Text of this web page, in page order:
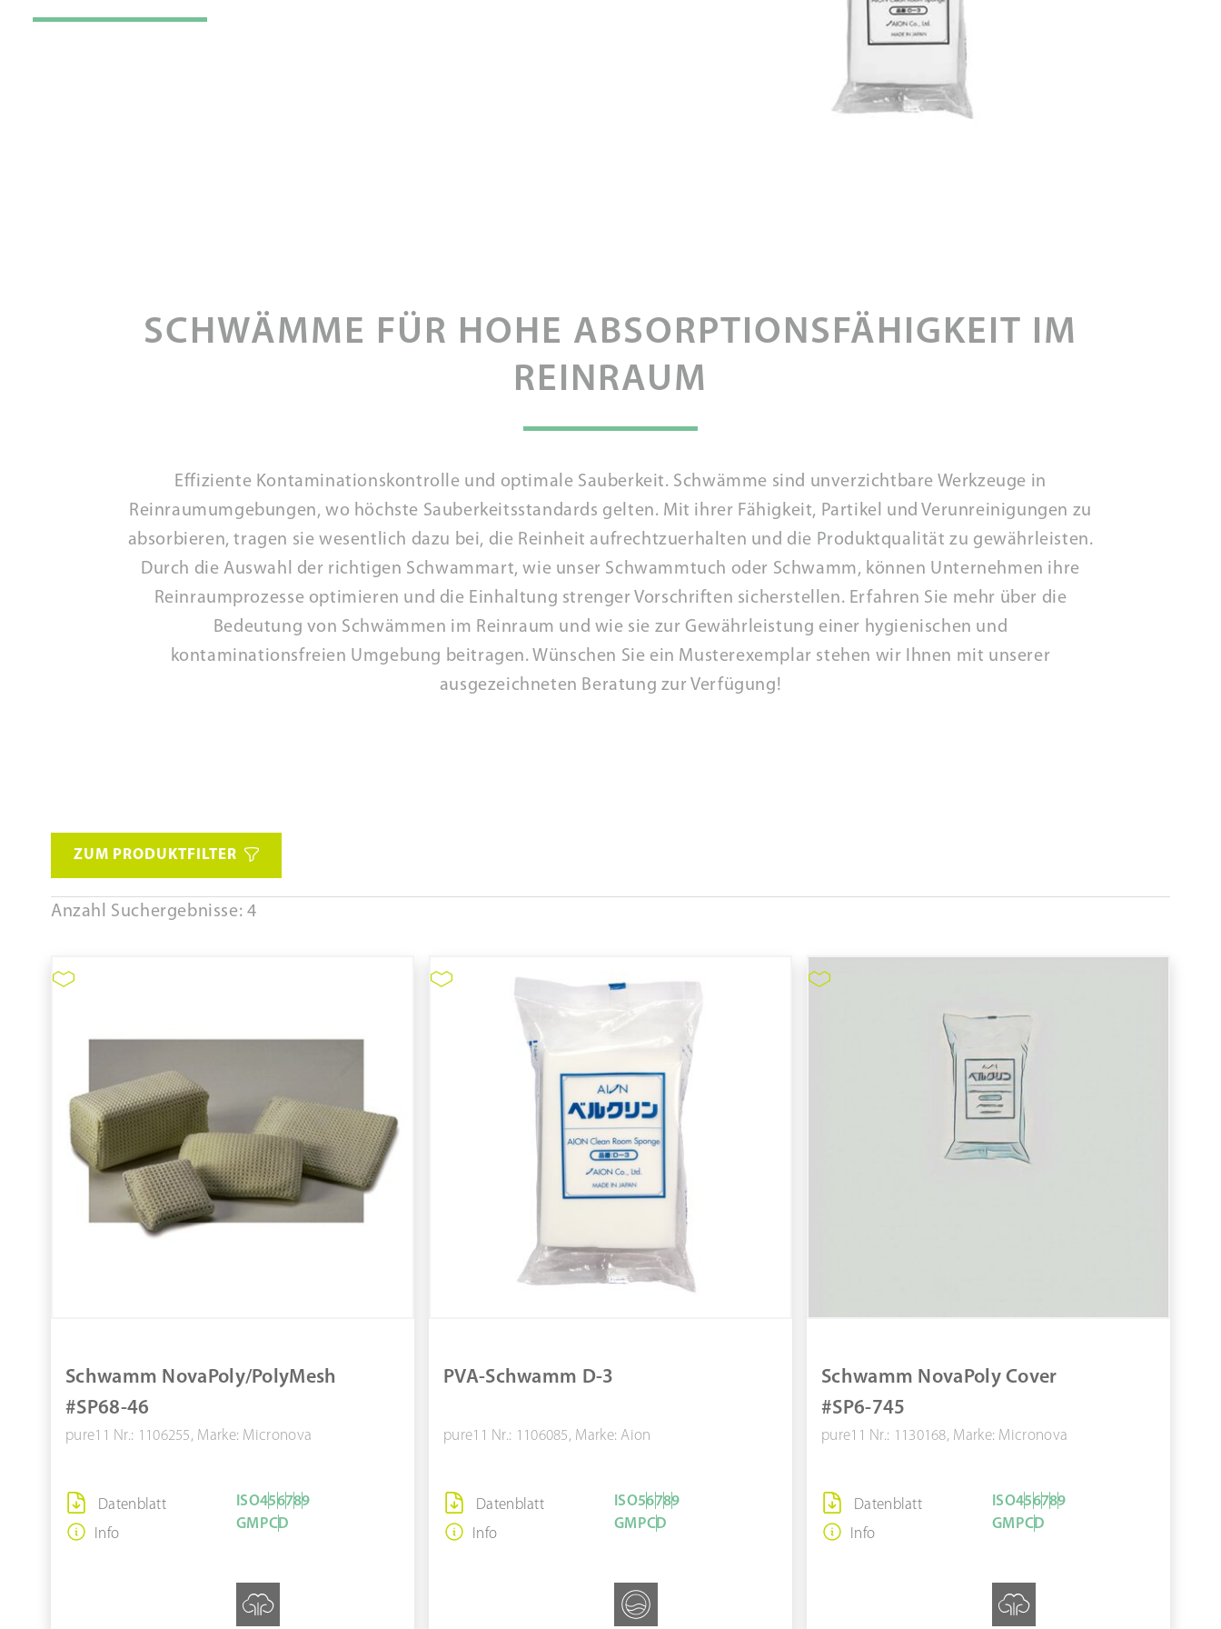
SCHWÄMME FÜR HOHE ABSORPTIONSFÄHIGKEIT IM
REINRAUM
Effiziente Kontaminationskontrolle und optimale Sauberkeit. Schwämme sind unverzichtbare Werkzeuge in
Reinraumumgebungen, wo höchste Sauberkeitsstandards gelten. Mit ihrer Fähigkeit, Partikel und Verunreinigungen zu
absorbieren, tragen sie wesentlich dazu bei, die Reinheit aufrechtzuerhalten und die Produktqualität zu gewährleisten.
Durch die Auswahl der richtigen Schwammart, wie unser Schwammtuch oder Schwamm, können Unternehmen ihre
Reinraumprozesse optimieren und die Einhaltung strenger Vorschriften sicherstellen. Erfahren Sie mehr über die
Bedeutung von Schwämmen im Reinraum und wie sie zur Gewährleistung einer hygienischen und
kontaminationsfreien Umgebung beitragen. Wünschen Sie ein Musterexemplar stehen wir Ihnen mit unserer
ausgezeichneten Beratung zur Verfügung!
ZUM PRODUKTFILTER
Anzahl Suchergebnisse: 4
Schwamm NovaPoly/PolyMesh
#SP68-46
pure11 Nr.: 1106255, Marke: Micronova
Datenblatt
Info
ISO456789
GMPCD
PVA-Schwamm D-3
pure11 Nr.: 1106085, Marke: Aion
Datenblatt
Info
ISO56789
GMPCD
Schwamm NovaPoly Cover
#SP6-745
pure11 Nr.: 1130168, Marke: Micronova
Datenblatt
Info
ISO456789
GMPCD